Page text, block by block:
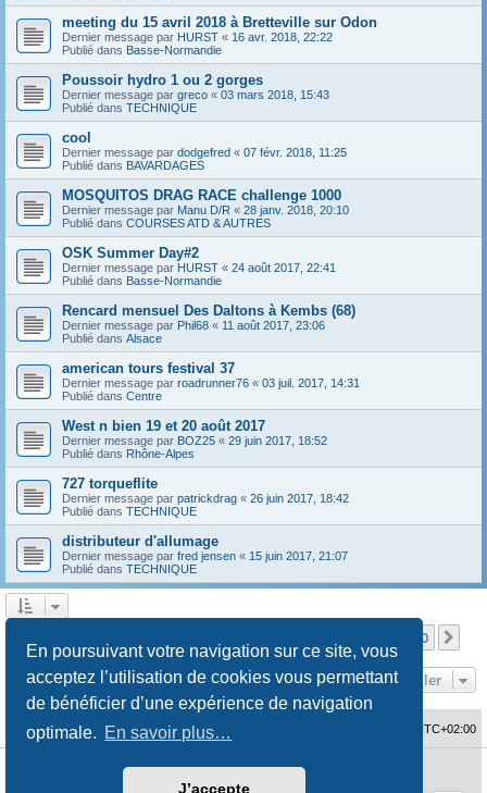
En poursuivant votre navigation sur ce site, vous
acceptez l’utilisation de cookies vous permettant
de bénéficier d’une expérience de navigation
optimale. En savoir plus…
J’accepte
meeting du 15 avril 2018 à Bretteville sur Odon
Dernier message par HURST « 16 avr. 2018, 22:22
Publié dans Basse-Normandie
Poussoir hydro 1 ou 2 gorges
Dernier message par greco « 03 mars 2018, 15:43
Publié dans TECHNIQUE
cool
Dernier message par dodgefred « 07 févr. 2018, 11:25
Publié dans BAVARDAGES
MOSQUITOS DRAG RACE challenge 1000
Dernier message par Manu D/R « 28 janv. 2018, 20:10
Publié dans COURSES ATD & AUTRES
OSK Summer Day#2
Dernier message par HURST « 24 août 2017, 22:41
Publié dans Basse-Normandie
Rencard mensuel Des Daltons à Kembs (68)
Dernier message par Phil68 « 11 août 2017, 23:06
Publié dans Alsace
american tours festival 37
Dernier message par roadrunner76 « 03 juil. 2017, 14:31
Publié dans Centre
West n bien 19 et 20 août 2017
Dernier message par BOZ25 « 29 juin 2017, 18:52
Publié dans Rhône-Alpes
727 torqueflite
Dernier message par patrickdrag « 26 juin 2017, 18:42
Publié dans TECHNIQUE
distributeur d'allumage
Dernier message par fred jensen « 15 juin 2017, 21:07
Publié dans TECHNIQUE
10
Aller
Accueil du forum UTC+02:00
Développé parphpBB® Forum Software © phpBB Limited
Traduction française officielle